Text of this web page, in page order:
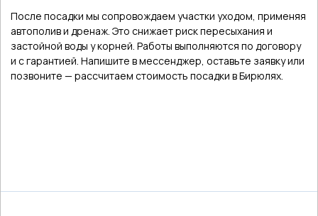
После посадки мы сопровождаем участки уходом, применяя
автополив и дренаж. Это снижает риск пересыхания и
застойной воды у корней. Работы выполняются по договору
и с гарантией. Напишите в мессенджер, оставьте заявку или
позвоните — рассчитаем стоимость посадки в Бирюлях.